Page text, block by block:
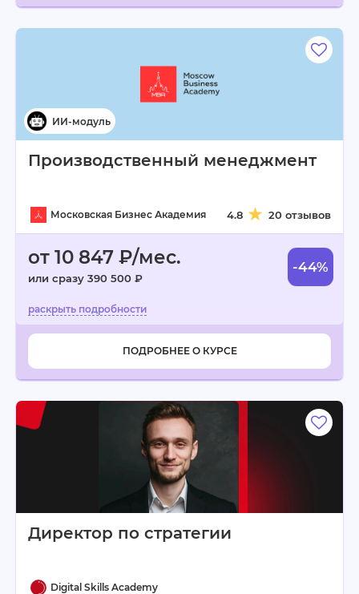
Производственный менеджмент
Московская Бизнес Академия 4.8 20 отзывов
от 10 847 ₽/мес.
или сразу 390 500 ₽
-44%
ПОДРОБНЕЕ О КУРСЕ
Директор по стратегии
Digital Skills Academy